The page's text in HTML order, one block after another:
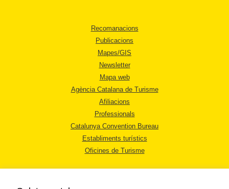
Recomanacions
Publicacions
Mapes/GIS
Newsletter
Mapa web
Agència Catalana de Turisme
Afiliacions
Professionals
Catalunya Convention Bureau
Establiments turístics
Oficines de Turisme